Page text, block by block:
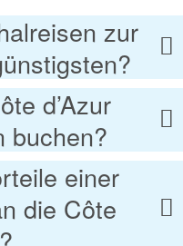
zur
d’Azur
buchen?
einer
die Côte